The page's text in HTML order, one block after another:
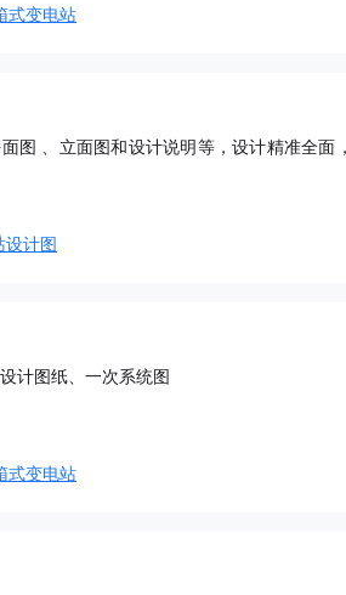
式变电站
图 、立面图和设计说明等，设计精准全面
设计图
计图纸、一次系统图
式变电站